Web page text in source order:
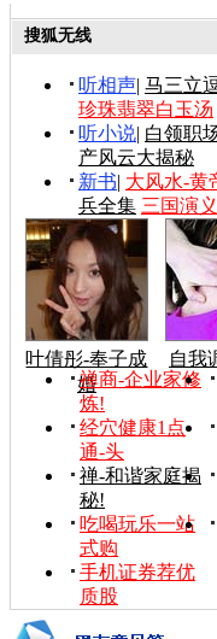
搜狐无线
听相声| 马三立
珍珠翡翠白玉汤
听小说| 白领职
产风云大揭秘
新书| 大风水-黄
兵全集 三国演义
叶倩彤-奉子成
婚
自我
禅商-企业家修
炼!
经穴健康1点
通-头
禅-和谐家庭揭
秘!
吃喝玩乐一站
式购
手机证券荐优
质股